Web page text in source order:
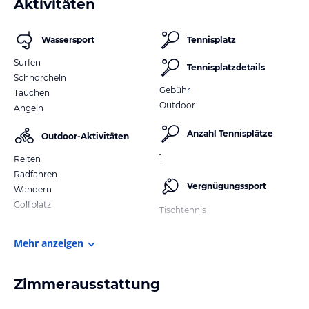
Aktivitäten
Wassersport
Surfen
Schnorcheln
Tauchen
Angeln
Outdoor-Aktivitäten
Reiten
Radfahren
Wandern
Golfplatz
Tennisplatz
Tennisplatzdetails
Gebühr
Outdoor
Anzahl Tennisplätze
1
Vergnügungssport
Tischtennis
Mehr anzeigen
Zimmerausstattung